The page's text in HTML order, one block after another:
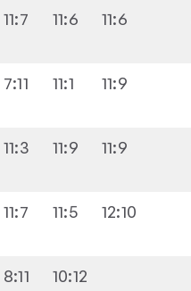
11:7 11:6 11:6
7:11 11:1 11:9
11:3 11:9 11:9
11:7 11:5 12:10
8:11 10:12